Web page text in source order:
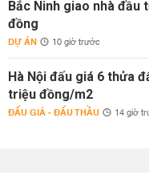
Bắc Ninh giao nhà đầu
đồng
DỰ ÁN 10 giờ trước
Hà Nội đấu giá 6 thửa
triệu đồng/m2
ĐẤU GIÁ - ĐẤU THẦU 14 giờ